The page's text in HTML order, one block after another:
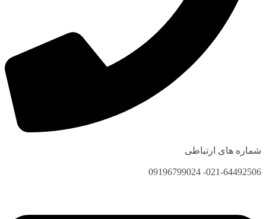
شماره های ارتباطی
021-64492506- 09196799024